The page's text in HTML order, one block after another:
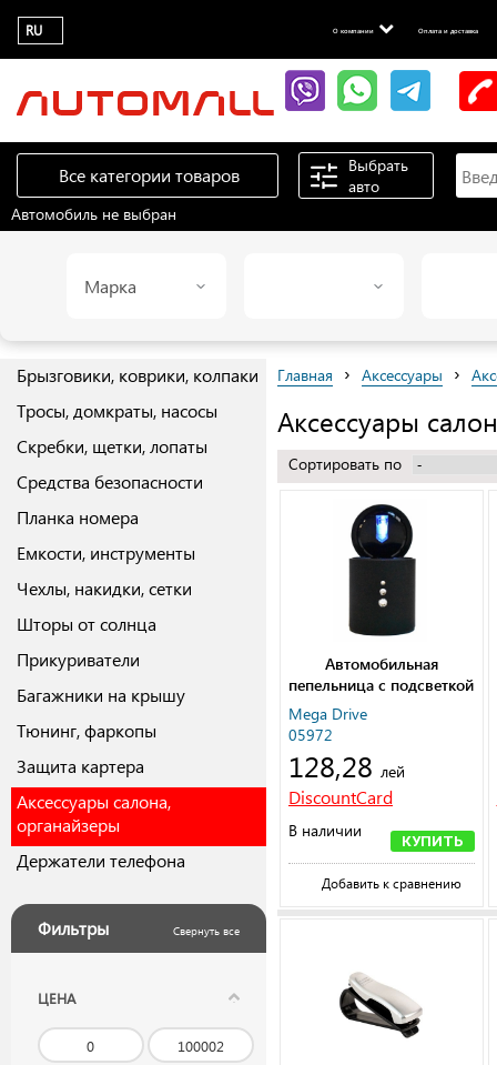
RU О компании Оплата и доставка
Все категории товаров
Выбрать
авто
Автомобиль не выбран
Марка
Брызговики, коврики, колпаки
Тросы, домкраты, насосы
Скребки, щетки, лопаты
Средства безопасности
Планка номера
Емкости, инструменты
Чехлы, накидки, сетки
Шторы от солнца
Прикуриватели
Багажники на крышу
Тюнинг, фаркопы
Защита картера
Аксессуары салона,
органайзеры
Держатели телефона
Фильтры Свернуть все
ЦЕНА
Главная › Аксессуары ›
Аксессуары
Сортировать по
Автомобильная
пепельница с подсветкой
Mega Drive
05972
128,28 лей
DiscountCard
В наличии
КУПИТЬ
Добавить к сравнению